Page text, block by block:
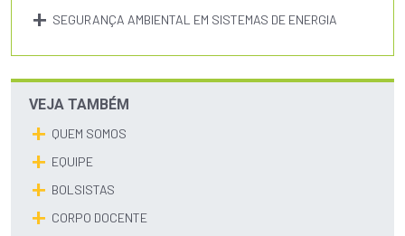
SEGURANÇA AMBIENTAL EM SISTEMAS DE ENERGIA
VEJA TAMBÉM
QUEM SOMOS
EQUIPE
BOLSISTAS
CORPO DOCENTE